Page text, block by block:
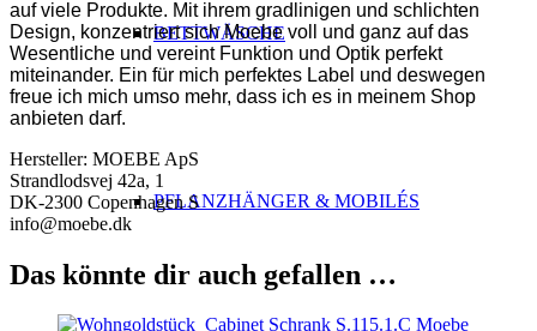
BETTWÄSCHE
PFLANZHÄNGER & MOBILÉS
auf viele Produkte. Mit ihrem gradlinigen und schlichten
Design, konzentriert sich Moebe voll und ganz auf das
Wesentliche und vereint Funktion und Optik perfekt
miteinander. Ein für mich perfektes Label und deswegen
freue ich mich umso mehr, dass ich es in meinem Shop
anbieten darf.
Hersteller: MOEBE ApS
Strandlodsvej 42a, 1
DK-2300 Copenhagen S
info@moebe.dk
Das könnte dir auch gefallen …